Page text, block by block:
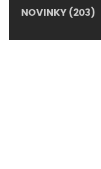
NOVINKY (203)